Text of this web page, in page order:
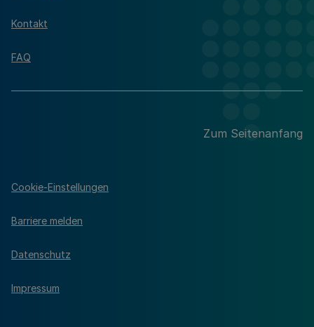
Kontakt
FAQ
Zum Seitenanfang
Cookie-Einstellungen
Barriere melden
Datenschutz
Impressum